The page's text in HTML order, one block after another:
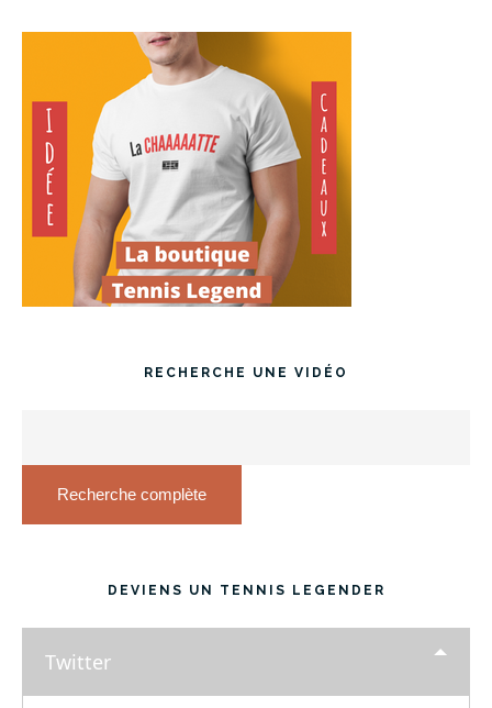
RECHERCHE UNE VIDÉO
Recherche complète
DEVIENS UN TENNIS LEGENDER
Twitter